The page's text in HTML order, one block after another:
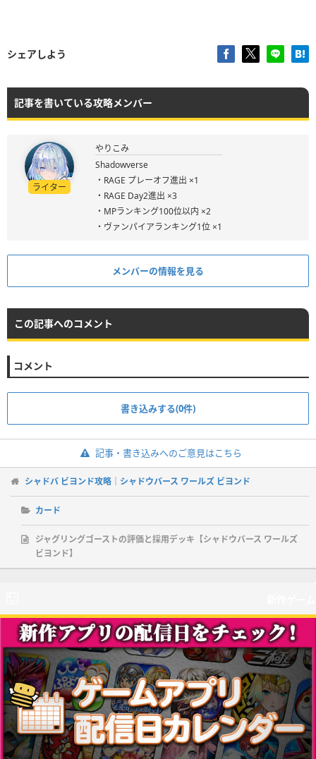
シェアしよう
記事を書いている攻略メンバー
ライター
やりこみ
Shadowverse
・RAGE プレーオフ進出 ×1
・RAGE Day2進出 ×3
・MPランキング100位以内 ×2
・ヴァンパイアランキング1位 ×1
メンバーの情報を見る
この記事へのコメント
コメント
書き込みする(0件)
記事・書き込みへのご意見はこちら
シャドバ ビヨンド攻略｜シャドウバース ワールズ ビヨンド
カード
ジャグリングゴーストの評価と採用デッキ【シャドウバース ワールズ
ビヨンド】